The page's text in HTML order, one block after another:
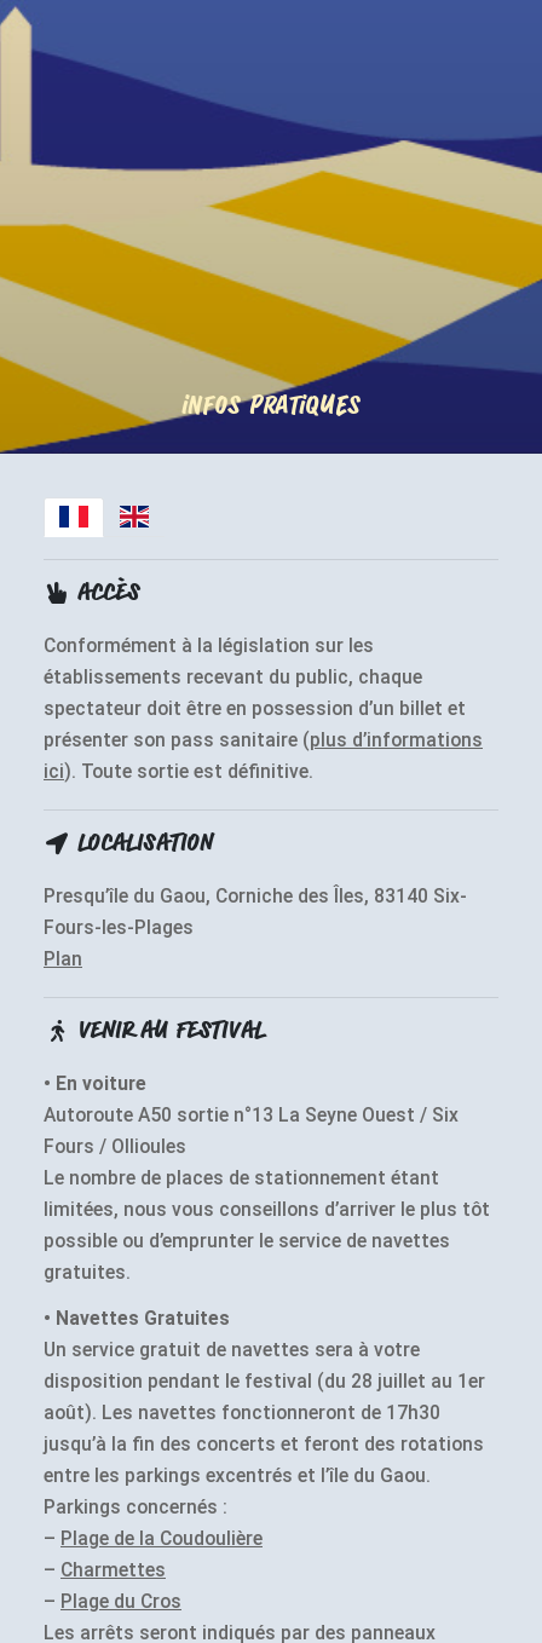
infos pratiques
ACCÈS
Conformément à la législation sur les
établissements recevant du public, chaque
spectateur doit être en possession d’un billet et
présenter son pass sanitaire (plus d’informations
ici). Toute sortie est définitive.
LOCALISATION
Presqu’île du Gaou, Corniche des Îles, 83140 Six-
Fours-les-Plages
Plan
VENIR AU FESTIVAL
• En voiture
Autoroute A50 sortie n°13 La Seyne Ouest / Six
Fours / Ollioules
Le nombre de places de stationnement étant
limitées, nous vous conseillons d’arriver le plus tôt
possible ou d’emprunter le service de navettes
gratuites.
• Navettes Gratuites
Un service gratuit de navettes sera à votre
disposition pendant le festival (du 28 juillet au 1er
août). Les navettes fonctionneront de 17h30
jusqu’à la fin des concerts et feront des rotations
entre les parkings excentrés et l’île du Gaou.
Parkings concernés :
– Plage de la Coudoulière
– Charmettes
– Plage du Cros
Les arrêts seront indiqués par des panneaux